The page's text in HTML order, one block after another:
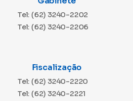
Tel: (62) 3240-2202
Tel: (62) 3240-2206
Fiscalização
Tel: (62) 3240-2220
Tel: (62) 3240-2221